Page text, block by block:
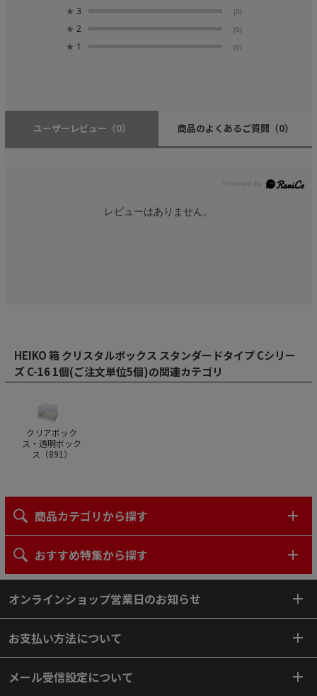
★ 3 (0)
★ 2 (0)
★ 1 (0)
ユーザーレビュー （0） 商品のよくあるご質問 （0）
レビューはありません。
HEIKO 箱 クリスタルボックス スタンダードタイプ Cシリー
ズ C-16 1個(ご注文単位5個)の関連カテゴリ
クリアボック
ス・透明ボック
ス（891 ）
商品カテゴリから探す
おすすめ特集から探す
オンラインショップ営業日のお知らせ
お支払い方法について
メール受信設定について